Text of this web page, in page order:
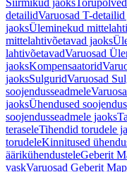
Siirmikud jaoksTorupõlved
detailidVaruosad T-
jaoksÜleminekud
mittelahtivõetavad jaoks
lahtivõetavadVaruosad
jaoksKompensaatorid
jaoksSulguridVaruosad
soojendusseadmele
jaoksÜhendused
soojendusseadmele jaoks
teraseleTihendid torudele
torudeleKinnitused
äärikühendusteleGeberit
vaskVaruosad Geberit